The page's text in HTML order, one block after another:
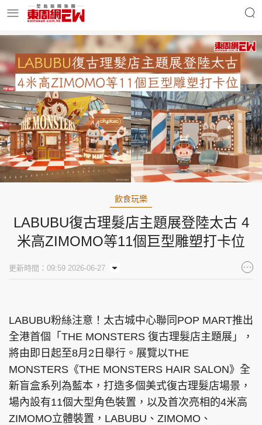
明星名人 時事財經
東周Ladies 優享生活
東周食玩通 會員活動
玄學靈異 東周專欄
東周刊 cazbuyer 東Touch
PCM 電腦廣場 星島頭條 星島日報
飲食玩樂
LABUBU復古理髮店主題展登陸太古 4
米高ZIMOMO等11個巨型雕塑打卡位
更新時間：09:59 2026-06-27
LABUBU粉絲注意！太古城中心聯同POP MART推出
全港首個「THE MONSTERS 復古理髮店主題展」，
將由即日起至8月2日舉行。展覽以THE
MONSTERS《THE MONSTERS HAIR SALON》全
新盲盒系列為藍本，打造多個美式復古理髮店場景，
場內設有11個大型角色裝置，以及首次亮相的4米高
ZIMOMO立體裝置，LABUBU、ZIMOMO、